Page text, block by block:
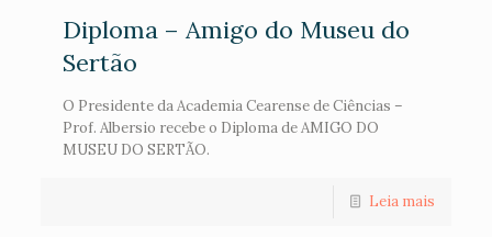
Diploma – Amigo do Museu do
Sertão
O Presidente da Academia Cearense de Ciências –
Prof. Albersio recebe o Diploma de AMIGO DO
MUSEU DO SERTÃO.
Leia mais